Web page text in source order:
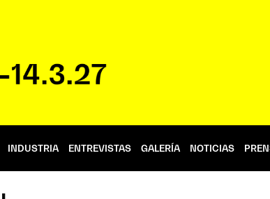
INDUSTRIA ENTREVISTAS GALERÍA NOTICIAS